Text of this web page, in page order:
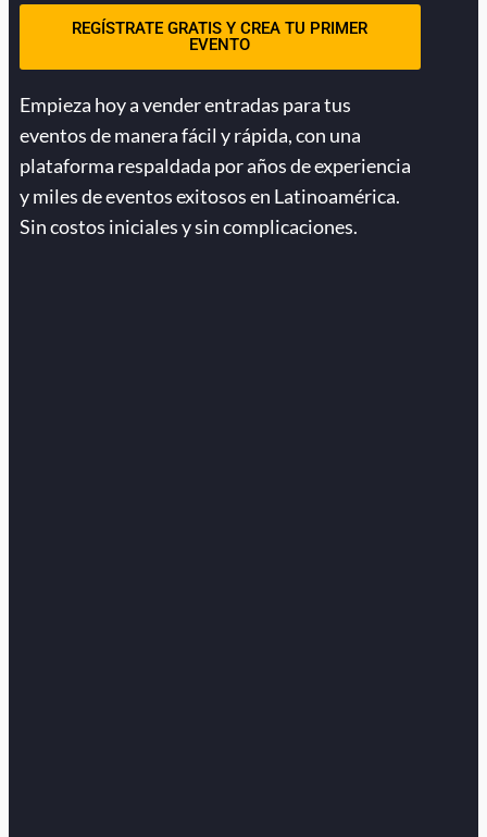
REGÍSTRATE GRATIS Y CREA TU PRIMER
EVENTO
Empieza hoy a vender entradas para tus
eventos de manera fácil y rápida, con una
plataforma respaldada por años de experiencia
y miles de eventos exitosos en Latinoamérica.
Sin costos iniciales y sin complicaciones.